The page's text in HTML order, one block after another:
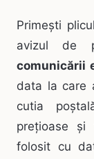
Primești
avizul de
comunicării
data la care
cutia
prețioase și
folosit cu